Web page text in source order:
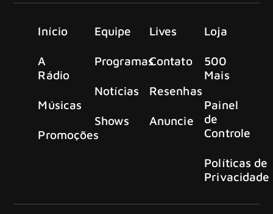
Início
A
Rádio
Músicas
Promoções
Equipe
Programas
Notícias
Shows
Lives
Contato
Resenhas
Anuncie
Loja
500
Mais
Painel
de
Controle
Políticas de
Privacidade